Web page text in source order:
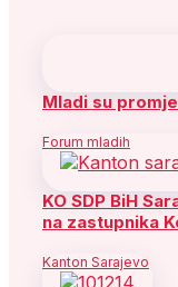
Mladi su
Forum mladih
KO SDP BiH
na zastupnika
Kanton Sarajevo